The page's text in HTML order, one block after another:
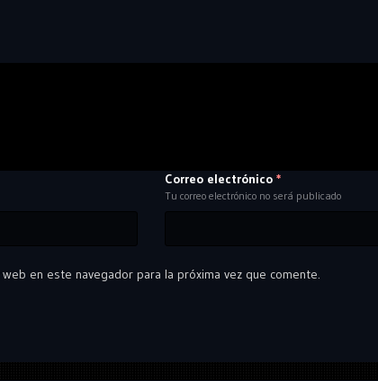
Correo electrónico *
Tu correo electrónico no será publicado
en este navegador para la próxima vez que comente.